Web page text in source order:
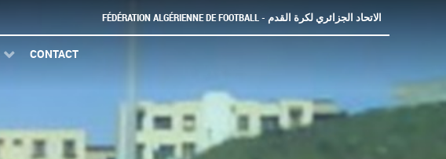
FÉDÉRATION ALGÉRIENNE DE FOOTBALL - الاتحاد الجزائري لكرة القدم
CONTACT